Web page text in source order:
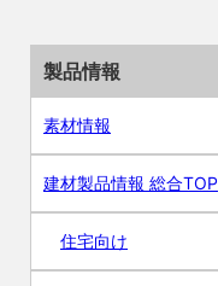
製品情報
素材情報
建材製品情報 総合TOP
住宅向け